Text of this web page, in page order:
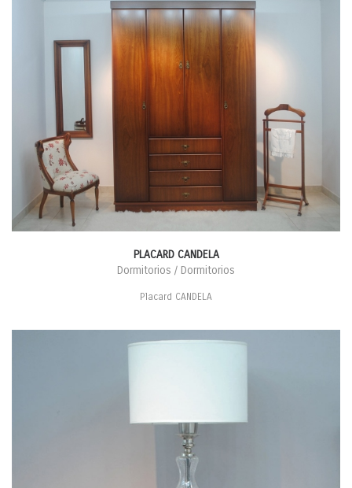
PLACARD CANDELA
Dormitorios / Dormitorios
Placard CANDELA